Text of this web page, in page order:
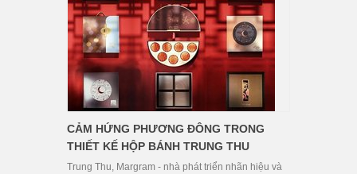
CẢM HỨNG PHƯƠNG ĐÔNG TRONG
THIẾT KẾ HỘP BÁNH TRUNG THU
Trung Thu, Margram - nhà phát triển nhãn hiệu và